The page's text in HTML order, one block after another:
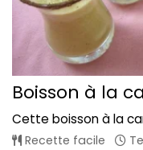
Boisson à la
Cette boisson à la
Recette facile